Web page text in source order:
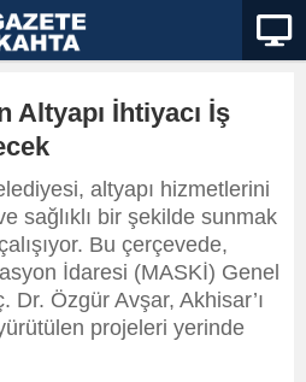
Altyapı İhtiyacı İş
altyapı hizmetlerini
sağlıklı bir şekilde sunmak
Bu çerçevede,
İdaresi (MASKİ) Genel
Dr. Özgür Avşar, Akhisar’ı
projeleri yerinde